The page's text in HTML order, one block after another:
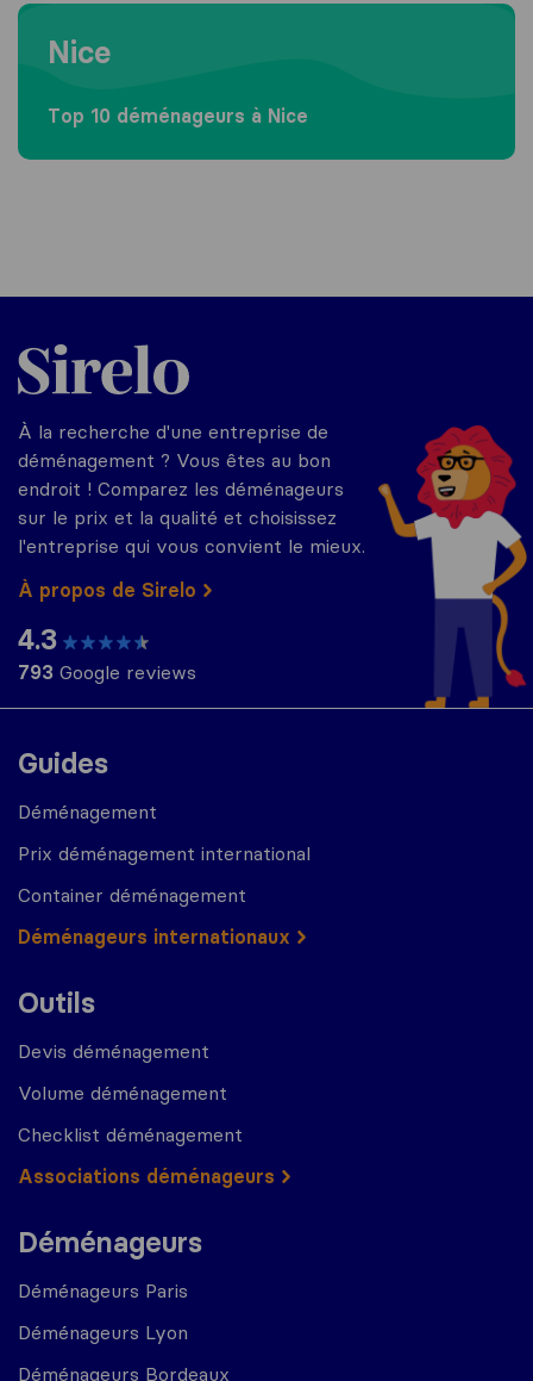
Moving to Nice
Nice
Top 10 déménageurs à Nice
Guides
Déménagement
Prix déménagement international
Container déménagement
Déménageurs internationaux
Outils
Devis déménagement
Volume déménagement
Checklist déménagement
Associations déménageurs
Déménageurs
Déménageurs Paris
Déménageurs Lyon
Déménageurs Bordeaux
Sirelo.fr
À la recherche d'une entreprise de
déménagement ? Vous êtes au bon
endroit ! Comparez les déménageurs
sur le prix et la qualité et choisissez
l'entreprise qui vous convient le mieux.
À propos de Sirelo
4.3
793 Google reviews